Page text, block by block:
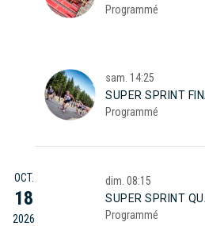
Programmé
sam. 14:25
SUPER SPRINT
Programmé
OCT.
18
2026
dim. 08:15
SUPER SPRINT
Programmé